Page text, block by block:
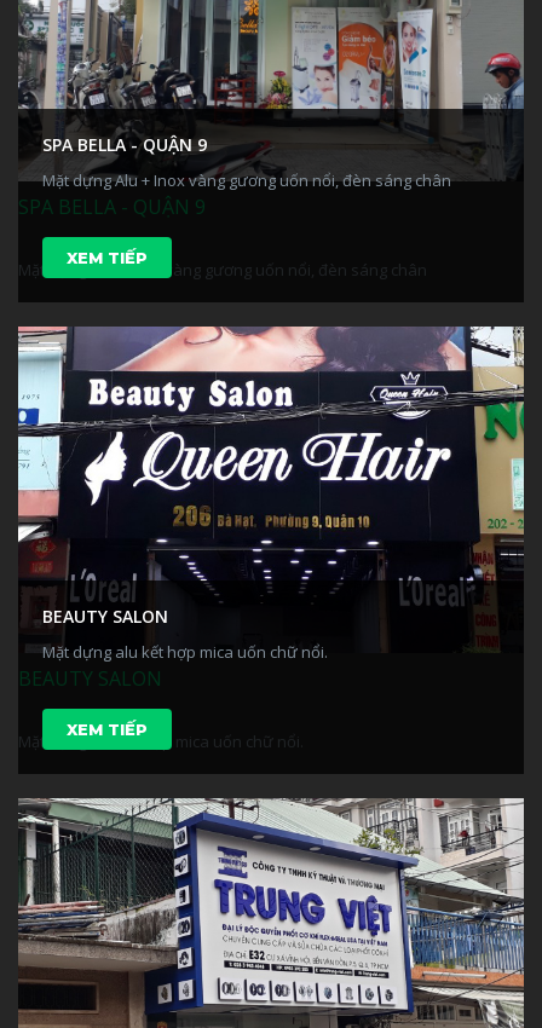
SPA BELLA - QUẬN 9
Mặt dựng Alu + Inox vàng gương uốn nổi, đèn sáng chân
XEM TIẾP
SPA BELLA - QUẬN 9
Mặt dựng Alu + Inox vàng gương uốn nổi, đèn sáng chân
BEAUTY SALON
Mặt dựng alu kết hợp mica uốn chữ nổi.
XEM TIẾP
BEAUTY SALON
Mặt dựng alu kết hợp mica uốn chữ nổi.